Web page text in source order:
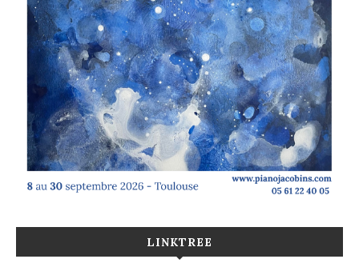
LINKTREE